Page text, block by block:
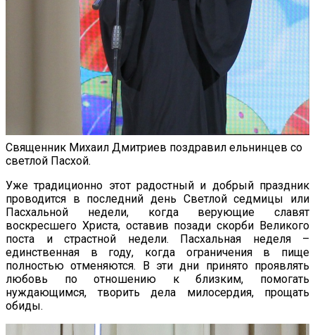
Священник Михаил Дмитриев поздравил ельнинцев со
светлой Пасхой.
Уже традиционно этот радостный и добрый праздник
проводится в последний день Светлой седмицы или
Пасхальной недели, когда верующие славят
воскресшего Христа, оставив позади скорби Великого
поста и страстной недели. Пасхальная неделя –
единственная в году, когда ограничения в пище
полностью отменяются. В эти дни принято проявлять
любовь по отношению к близким, помогать
нуждающимся, творить дела милосердия, прощать
обиды.